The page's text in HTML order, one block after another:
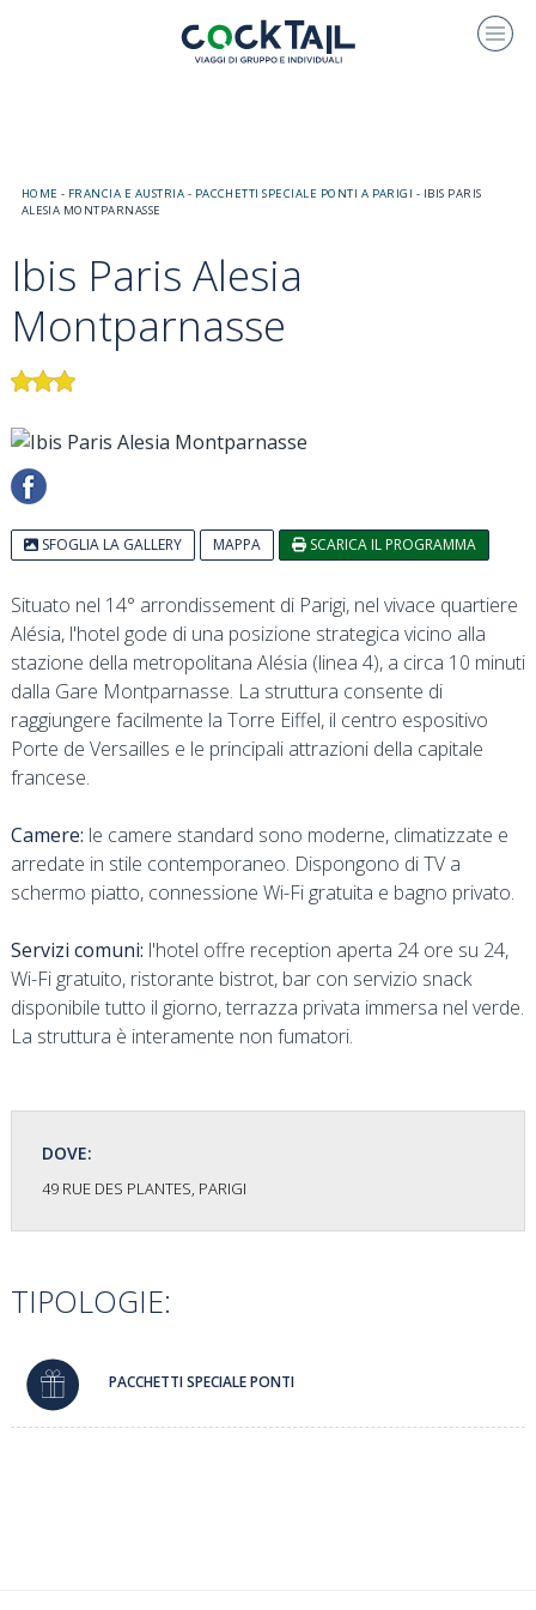
HOME - FRANCIA E AUSTRIA - PACCHETTI SPECIALE PONTI A PARIGI - IBIS PARIS
ALESIA MONTPARNASSE
Ibis Paris Alesia
Montparnasse
SFOGLIA LA GALLERY MAPPA SCARICA IL PROGRAMMA
Situato nel 14° arrondissement di Parigi, nel vivace quartiere
Alésia, l'hotel gode di una posizione strategica vicino alla
stazione della metropolitana Alésia (linea 4), a circa 10 minuti
dalla Gare Montparnasse. La struttura consente di
raggiungere facilmente la Torre Eiffel, il centro espositivo
Porte de Versailles e le principali attrazioni della capitale
francese.
Camere: le camere standard sono moderne, climatizzate e
arredate in stile contemporaneo. Dispongono di TV a
schermo piatto, connessione Wi-Fi gratuita e bagno privato.
Servizi comuni: l'hotel offre reception aperta 24 ore su 24,
Wi-Fi gratuito, ristorante bistrot, bar con servizio snack
disponibile tutto il giorno, terrazza privata immersa nel verde.
La struttura è interamente non fumatori.
DOVE:
49 RUE DES PLANTES, PARIGI
TIPOLOGIE:
PACCHETTI SPECIALE PONTI